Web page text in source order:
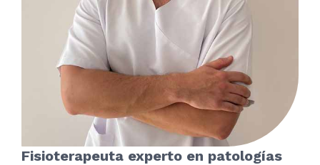
Fisioterapeuta experto en patologías